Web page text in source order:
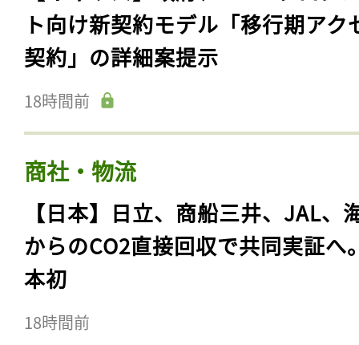
ト向け新契約モデル「移行期アク
契約」の詳細案提示
18時間前
商社・物流
【日本】日立、商船三井、JAL、
からのCO2直接回収で共同実証へ
本初
18時間前